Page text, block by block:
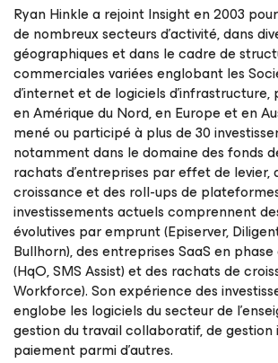
Ryan Hinkle a rejoint Insight en 2003
de nombreux secteurs d’activité, dans
géographiques et dans le cadre de
commerciales variées englobant les
d’internet et de logiciels
en Amérique du Nord, en Europe et en
mené ou participé à plus de 30
notamment dans le domaine des fonds
rachats d’entreprises par effet de levier,
croissance et des roll-ups de
investissements actuels comprennent
évolutives par emprunt (Episerver,
Bullhorn), des entreprises SaaS en
(HqO, SMS Assist) et des rachats de
Workforce). Son expérience des
englobe les logiciels du secteur de
gestion du travail collaboratif, de
paiement parmi d’autres.